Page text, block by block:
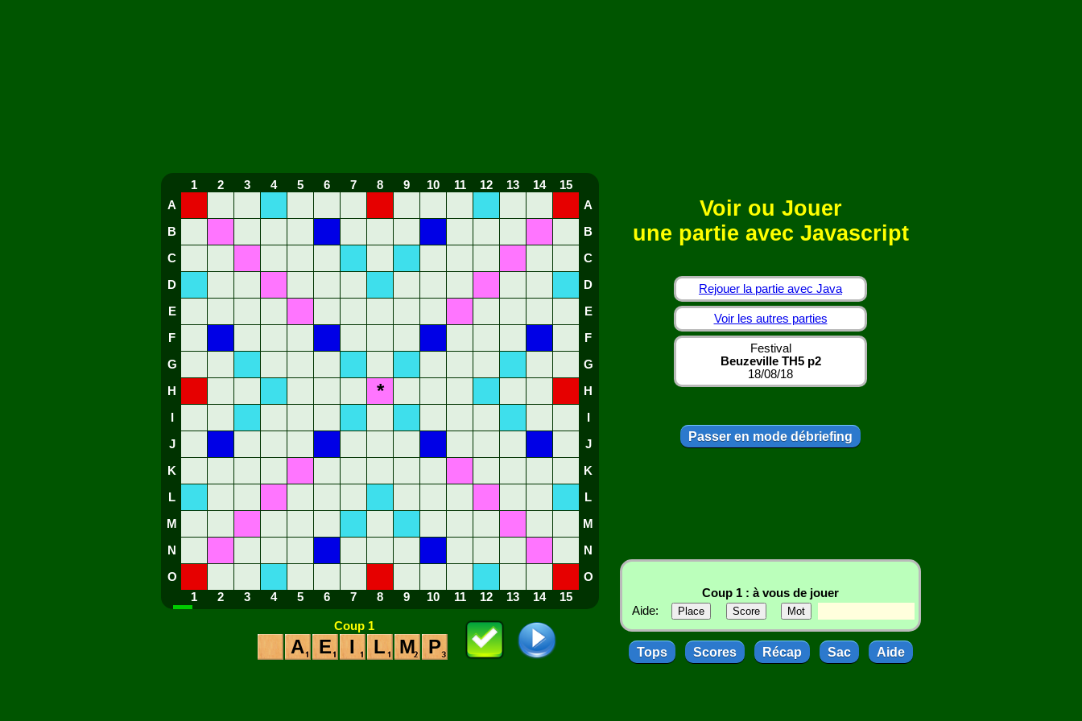
1 2 3 4 5 6 7 8 9 10 11 12 13 14
15
A
A
B B
C C
D D
E E
F F
G G
H * H
J J
K K
L L
M M
N N
O
O
1
2 3 4 5 6 7 8 9 10 11 12 13 14 15
Coup 1
A E I L M P
Voir ou Jouer
une partie avec Javascript
Rejouer la partie avec Java
Voir les autres parties
Festival
Beuzeville TH5 p2
18/08/18
Passer en mode débriefing
Coup 1 : à vous de jouer
Aide:
Tops Scores Récap Sac Aide